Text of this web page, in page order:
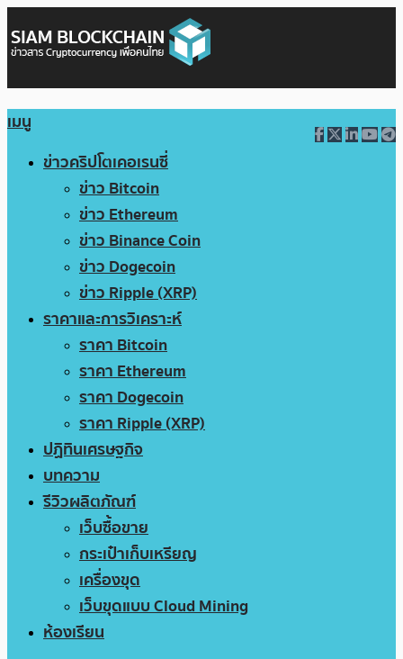
เมนู
ข่าวคริปโตเคอเรนซี่
ข่าว Bitcoin
ข่าว Ethereum
ข่าว Binance Coin
ข่าว Dogecoin
ข่าว Ripple (XRP)
ราคาและการวิเคราะห์
ราคา Bitcoin
ราคา Ethereum
ราคา Dogecoin
ราคา Ripple (XRP)
ปฏิทินเศรษฐกิจ
บทความ
รีวิวผลิตภัณฑ์
เว็บซื้อขาย
กระเป๋าเก็บเหรียญ
เครื่องขุด
เว็บขุดแบบ Cloud Mining
ห้องเรียน